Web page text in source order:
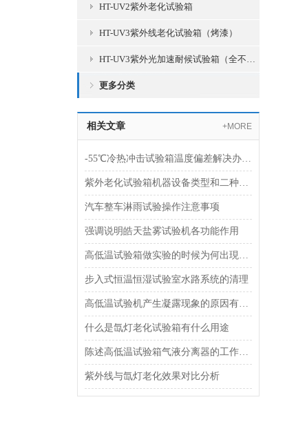
HT-UV2紫外老化试验箱
HT-UV3紫外线老化试验箱（烤漆）
HT-UV3紫外光加速耐候试验箱（全不锈钢）
更多分类
相关文章 +MORE
-55℃冷热冲击试验箱温度偏差解决办法说明
紫外老化试验箱机器设备类型和二种曝露方法
汽车整车淋雨试验操作注意事项
强调说明皓天盐雾试验机各功能作用
高低温试验箱做实验的时候为何出現凝露
步入式恒温恒湿试验室水路系统的清理
高低温试验机产生凝露现象的原因有哪些
什么是氙灯老化试验箱有什么用途
陈述高低温试验箱气液分离器的工作原理
紫外线与氙灯老化效果对比分析